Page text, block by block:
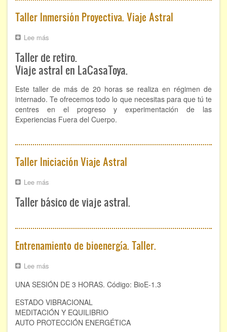
Taller Inmersión Proyectiva. Viaje Astral
Lee más
Inmersión
Proyectiva.
Viaje
Taller de retiro.
Viaje astral en LaCasaToya.
Este taller de más de 20 horas se realiza en régimen de
internado. Te ofrecemos todo lo que necesitas para que tú te
centres en el progreso y experimentación de las
Experiencias Fuera del Cuerpo.
Taller Iniciación Viaje Astral
Lee más
Iniciación
Viaje
Taller básico de viaje astral.
Entrenamiento de bioenergía. Taller.
Lee más
de
Taller.
UNA SESIÓN DE 3 HORAS. Código: BioE-1.3
ESTADO VIBRACIONAL
MEDITACIÓN Y EQUILIBRIO
AUTO PROTECCIÓN ENERGÉTICA